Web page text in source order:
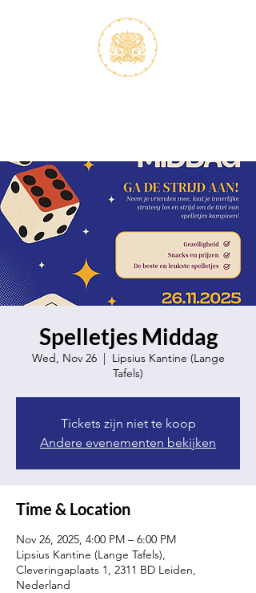
Spelletjes Middag
Wed, Nov 26
  |
Lipsius Kantine (Lange
Tafels)
Tickets zijn niet te koop
Andere evenementen bekijken
Time & Location
Nov 26, 2025, 4:00 PM – 6:00 PM
Lipsius Kantine (Lange Tafels),
Cleveringaplaats 1, 2311 BD Leiden,
Nederland